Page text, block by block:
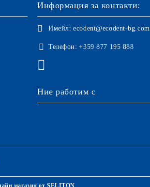
Информация за контакти:
Имейл: ecodent@ecodent-bg.com
Телефон: +359 877 195 888
Ние работим с
магазин от SELITON